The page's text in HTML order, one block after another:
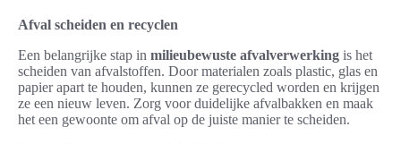
Afval scheiden en recyclen
Een belangrijke stap in milieubewuste afvalverwerking is het
scheiden van afvalstoffen. Door materialen zoals plastic, glas en
papier apart te houden, kunnen ze gerecycled worden en krijgen
ze een nieuw leven. Zorg voor duidelijke afvalbakken en maak
het een gewoonte om afval op de juiste manier te scheiden.